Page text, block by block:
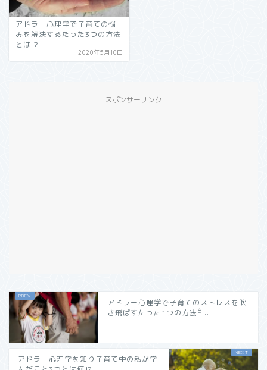
アドラー心理学で子育ての悩
みを解決するたった3つの方法
とは⁉︎
2020年5月10日
スポンサーリンク
アドラー心理学で子育てのストレスを吹
き飛ばすたった1つの方法Ȅ...
アドラー心理学を知り子育て中の私が学